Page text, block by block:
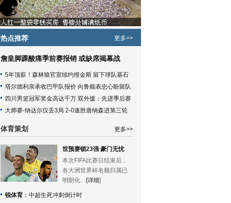
热点推荐 更多>>
詹皇脚踝酸痛季前赛报销 或缺席揭幕战
5年顶薪！森林狼官宣续约维金斯 留下球队基石
塔尔德利亲承收巴甲队报价 向鲁能表忠心盼留队
四川男篮冠军奖金高达千万 双外援：先进季后赛
大师赛-纳达尔仅丢3局 2-0速胜唐纳森进第三轮
体育策划 更多>>
世预赛锁23强 豪门无忧
本次FIFA比赛日结束后，
各大洲世界杯名额归属已
明朗化… [详细]
锐体育 ： 中超生死冲刺倒计时